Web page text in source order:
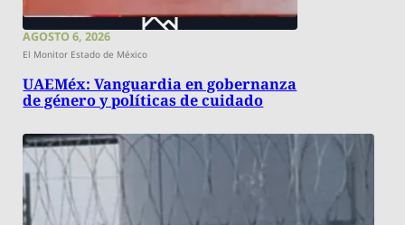
AGOSTO 6, 2026
El Monitor Estado de México
UAEMéx: Vanguardia en gobernanza
de género y políticas de cuidado